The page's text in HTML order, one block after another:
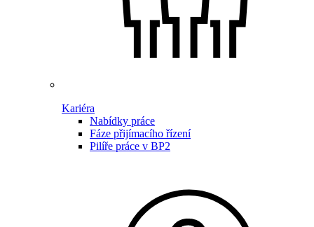
Kariéra
Nabídky práce
Fáze přijímacího řízení
Pilíře práce v BP2